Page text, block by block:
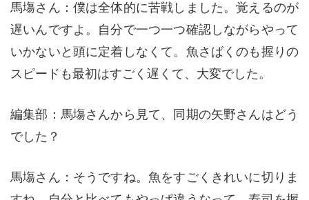
馬塲さん：僕は全体的に苦戦しました。覚えるのが
遅いんですよ。自分で一つ一つ確認しながらやって
いかないと頭に定着しなくて。魚さばくのも握りの
スピードも最初はすごく遅くて、大変でした。
編集部：馬塲さんから見て、同期の矢野さんはどう
でした？
馬塲さん：そうですね。魚をすごくきれいに切りま